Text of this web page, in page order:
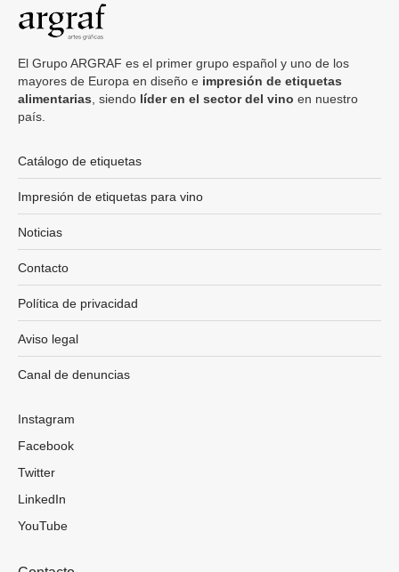
El Grupo ARGRAF es el primer grupo español y uno de los
mayores de Europa en diseño e impresión de etiquetas
alimentarias , siendo líder en el sector del vino en nuestro
país.
Catálogo de etiquetas
Impresión de etiquetas para vino
Noticias
Contacto
Política de privacidad
Aviso legal
Canal de denuncias
Instagram
Facebook
Twitter
LinkedIn
YouTube